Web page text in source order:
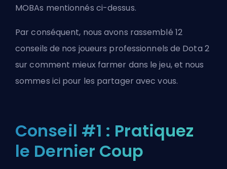
MOBAs mentionnés ci-dessus.
Par conséquent, nous avons rassemblé 12
conseils de nos joueurs professionnels de Dota 2
sur comment mieux farmer dans le jeu, et nous
sommes ici pour les partager avec vous.
Conseil #1 : Pratiquez
le Dernier Coup